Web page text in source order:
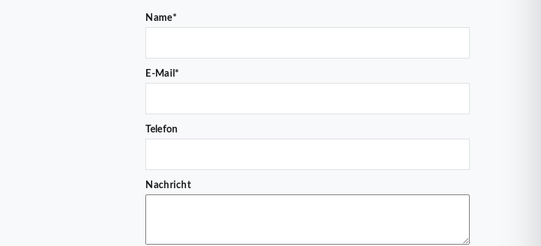
Name*
E-Mail*
Telefon
Nachricht